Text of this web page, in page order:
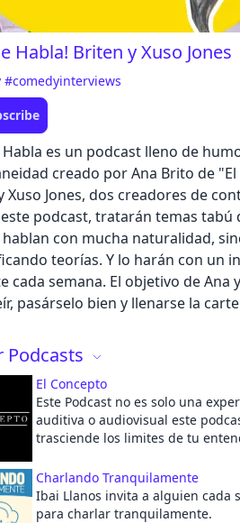
Habla! Briten y Xuso Jones
#comedyinterviews
Habla es un podcast lleno de
creado por Ana Brito de "El
Xuso Jones, dos creadores de
este podcast, tratarán temas tabú
hablan con mucha naturalidad,
teorías. Y lo harán con un
cada semana. El objetivo de Ana
pasárselo bien y llenarse la
Podcasts
El Concepto
Este Podcast no es solo una
auditiva o audiovisual este
trasciende los limites de tu
un Concepto mayor, antes
entendiendo. Tu solo ponte
disfruta.
Charlando Tranquilamente
Ibai Llanos invita a alguien cada
para charlar tranquilamente.